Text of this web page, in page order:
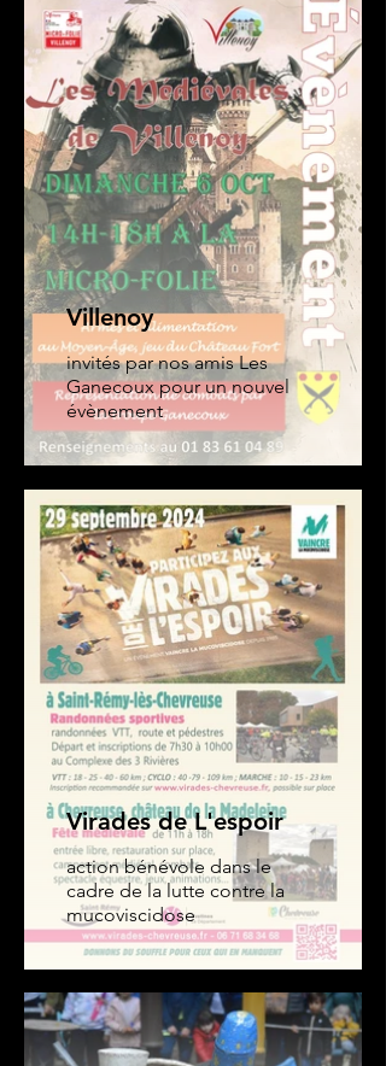
Villenoy
invités par nos amis Les
Ganecoux pour un nouvel
évènement
Virades de L'espoir
action bénévole dans le
cadre de la lutte contre la
mucoviscidose